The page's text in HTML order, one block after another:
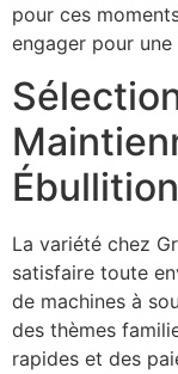
pour ces
engager pour
Ébullition
La variété chez
satisfaire toute
de machines à
des thèmes
rapides et des